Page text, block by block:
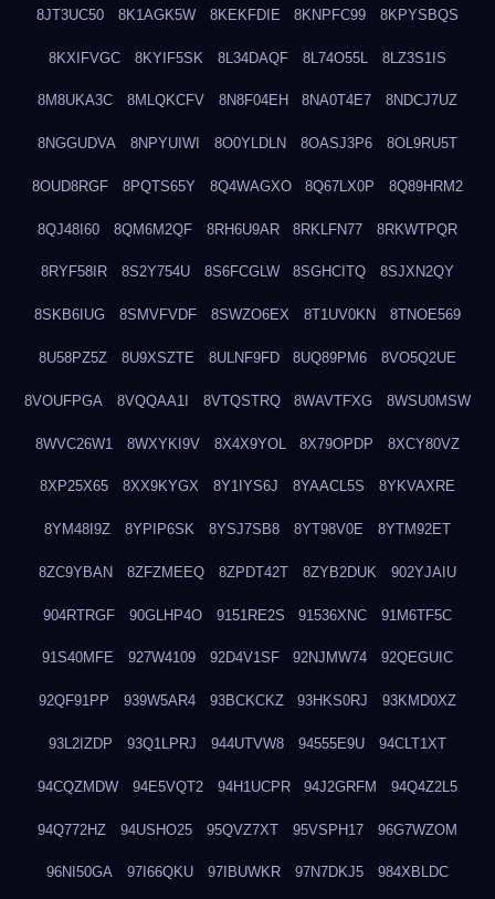
8JT3UC50 8K1AGK5W 8KEKFDIE 8KNPFC99 8KPYSBQS
8KXIFVGC 8KYIF5SK 8L34DAQF 8L74O55L 8LZ3S1IS
8M8UKA3C 8MLQKCFV 8N8F04EH 8NA0T4E7 8NDCJ7UZ
8NGGUDVA 8NPYUIWI 8O0YLDLN 8OASJ3P6 8OL9RU5T
8OUD8RGF 8PQTS65Y 8Q4WAGXO 8Q67LX0P 8Q89HRM2
8QJ48I60 8QM6M2QF 8RH6U9AR 8RKLFN77 8RKWTPQR
8RYF58IR 8S2Y754U 8S6FCGLW 8SGHCITQ 8SJXN2QY
8SKB6IUG 8SMVFVDF 8SWZO6EX 8T1UV0KN 8TNOE569
8U58PZ5Z 8U9XSZTE 8ULNF9FD 8UQ89PM6 8VO5Q2UE
8VOUFPGA 8VQQAA1I 8VTQSTRQ 8WAVTFXG 8WSU0MSW
8WVC26W1 8WXYKI9V 8X4X9YOL 8X79OPDP 8XCY80VZ
8XP25X65 8XX9KYGX 8Y1IYS6J 8YAACL5S 8YKVAXRE
8YM48I9Z 8YPIP6SK 8YSJ7SB8 8YT98V0E 8YTM92ET
8ZC9YBAN 8ZFZMEEQ 8ZPDT42T 8ZYB2DUK 902YJAIU
904RTRGF 90GLHP4O 9151RE2S 91536XNC 91M6TF5C
91S40MFE 927W4109 92D4V1SF 92NJMW74 92QEGUIC
92QF91PP 939W5AR4 93BCKCKZ 93HKS0RJ 93KMD0XZ
93L2IZDP 93Q1LPRJ 944UTVW8 94555E9U 94CLT1XT
94CQZMDW 94E5VQT2 94H1UCPR 94J2GRFM 94Q4Z2L5
94Q772HZ 94USHO25 95QVZ7XT 95VSPH17 96G7WZOM
96NI50GA 97I66QKU 97IBUWKR 97N7DKJ5 984XBLDC